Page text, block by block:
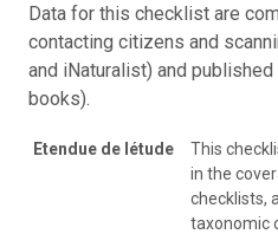
Data for this checklist are
contacting citizens and
and iNaturalist) and
books).
Etendue de létude
This
in the
checklists,
taxonomic